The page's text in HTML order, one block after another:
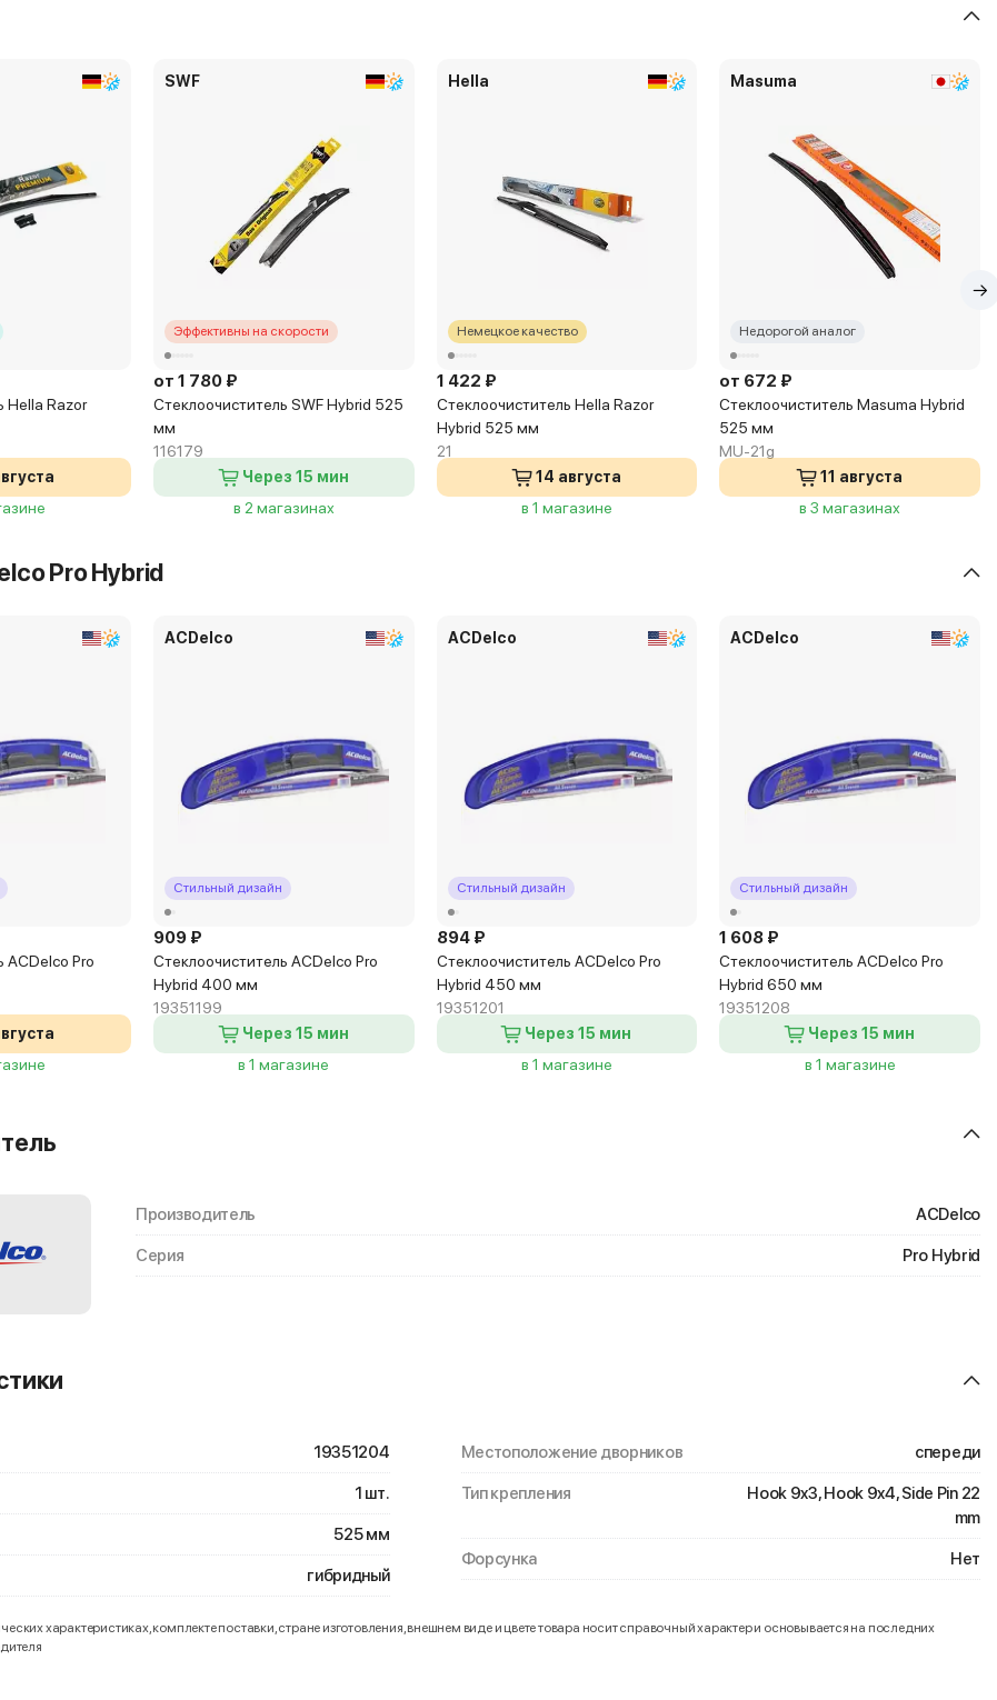
Hella Razor
SWF
Эффективны на скорости
от 1 780 ₽
Стеклоочиститель SWF Hybrid 525
мм
116179
Через 15 мин
в 2 магазинах
Hella
Немецкое качество
1 422 ₽
Стеклоочиститель Hella Razor
Hybrid 525 мм
21
14 августа
в 1 магазине
Masuma
Недорогой аналог
от 672 ₽
Стеклоочиститель Masuma Hybrid
525 мм
MU-21g
11 августа
в 3 магазинах
Pro Hybrid
ACDelco Pro
ACDelco
Стильный дизайн
909 ₽
Стеклоочиститель ACDelco Pro
Hybrid 400 мм
19351199
Через 15 мин
в 1 магазине
ACDelco
Стильный дизайн
894 ₽
Стеклоочиститель ACDelco Pro
Hybrid 450 мм
19351201
Через 15 мин
в 1 магазине
ACDelco
Стильный дизайн
1 608 ₽
Стеклоочиститель ACDelco Pro
Hybrid 650 мм
19351208
Через 15 мин
в 1 магазине
Производитель ACDelco
Серия Pro Hybrid
19351204
1 шт.
525 мм
гибридный
Местоположение дворников спереди
Тип крепления
Hook 9x3, Hook 9x4, Side Pin 22
mm
Форсунка Нет
характеристиках, комплекте поставки, стране изготовления, внешнем виде и цвете товара носит справочный характер и основывается на последних